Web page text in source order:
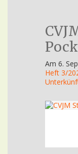
Am 6.
Heft 3/